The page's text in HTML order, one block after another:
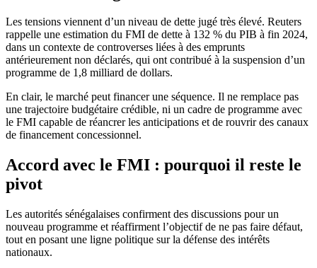
Les tensions viennent d’un niveau de dette jugé très élevé. Reuters
rappelle une estimation du FMI de dette à 132 % du PIB à fin 2024,
dans un contexte de controverses liées à des emprunts
antérieurement non déclarés, qui ont contribué à la suspension d’un
programme de 1,8 milliard de dollars.
En clair, le marché peut financer une séquence. Il ne remplace pas
une trajectoire budgétaire crédible, ni un cadre de programme avec
le FMI capable de réancrer les anticipations et de rouvrir des canaux
de financement concessionnel.
Accord avec le FMI : pourquoi il reste le
pivot
Les autorités sénégalaises confirment des discussions pour un
nouveau programme et réaffirment l’objectif de ne pas faire défaut,
tout en posant une ligne politique sur la défense des intérêts
nationaux.